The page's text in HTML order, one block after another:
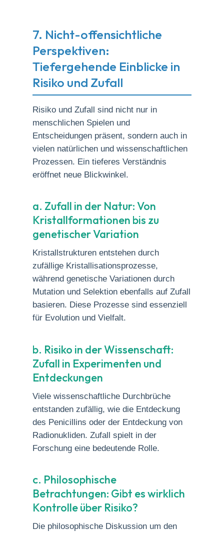
7. Nicht-offensichtliche
Perspektiven:
Tiefergehende Einblicke in
Risiko und Zufall
Risiko und Zufall sind nicht nur in
menschlichen Spielen und
Entscheidungen präsent, sondern auch in
vielen natürlichen und wissenschaftlichen
Prozessen. Ein tieferes Verständnis
eröffnet neue Blickwinkel.
a. Zufall in der Natur: Von
Kristallformationen bis zu
genetischer Variation
Kristallstrukturen entstehen durch
zufällige Kristallisationsprozesse,
während genetische Variationen durch
Mutation und Selektion ebenfalls auf Zufall
basieren. Diese Prozesse sind essenziell
für Evolution und Vielfalt.
b. Risiko in der Wissenschaft:
Zufall in Experimenten und
Entdeckungen
Viele wissenschaftliche Durchbrüche
entstanden zufällig, wie die Entdeckung
des Penicillins oder der Entdeckung von
Radionukliden. Zufall spielt in der
Forschung eine bedeutende Rolle.
c. Philosophische
Betrachtungen: Gibt es wirklich
Kontrolle über Risiko?
Die philosophische Diskussion um den